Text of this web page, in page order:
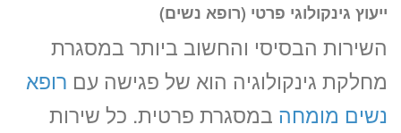
ייעוץ גינקולוגי פרטי (רופא נשים)
השירות הבסיסי והחשוב ביותר במסגרת
מחלקת גינקולוגיה הוא של פגישה עם רופא
נשים מומחה במסגרת פרטית. כל שירות